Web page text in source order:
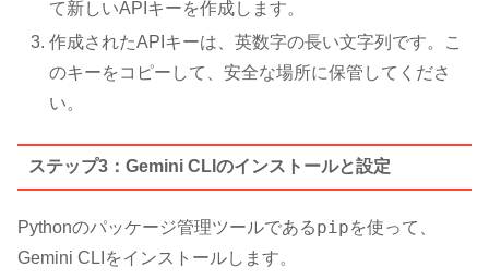
て新しいAPIキーを作成します。
作成されたAPIキーは、英数字の長い文字列です。こ
のキーをコピーして、安全な場所に保管してくださ
い。
ステップ3：Gemini CLIのインストールと設定
Pythonのパッケージ管理ツールであるpipを使って、
Gemini CLIをインストールします。